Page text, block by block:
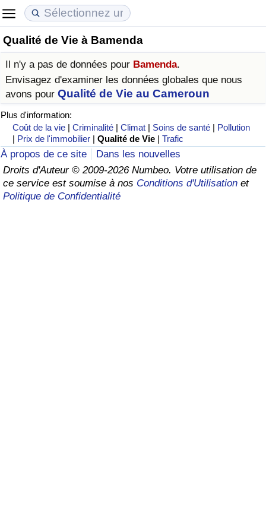
Qualité de Vie à Bamenda
Il n'y a pas de données pour Bamenda.
Envisagez d'examiner les données globales que nous
avons pour Qualité de Vie au Cameroun
Plus d'information:
Coût de la vie |Criminalité |Climat | Soins de santé | Pollution
| Prix de l'immobilier |Qualité de Vie |Trafic
À propos de ce site
Dans les nouvelles
Droits d'Auteur © 2009-2026 Numbeo. Votre utilisation de
ce service est soumise à nos Conditions d'Utilisation et
Politique de Confidentialité
Coût de la vie
Indice du Coût de la Vie (Actuel)
Indice du Coût de la Vie
Indice du coût de la vie par pays
à Akaba
Prix de l'immobilier
Indice des Prix de l'immobilier (Actuel)
Indice des Prix de l'immobilier
Indice des Prix de l'immobilier par Pays
Qualité de Vie
Indice de Qualité de Vie
Indice de Qualité de Vie (Actuel)
Indice de qualité de vie par pays
Criminalité
Indice de Criminalité (Actuel)